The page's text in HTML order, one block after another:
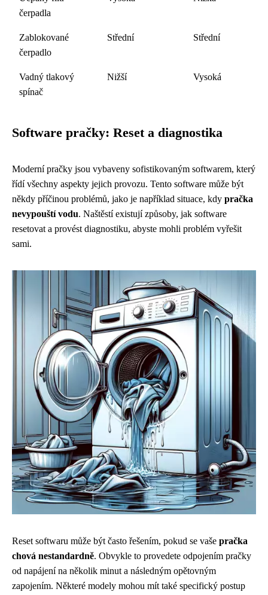
čerpadla
Zablokované
čerpadlo
Střední Střední
Vadný tlakový
spínač
Nižší Vysoká
Software pračky: Reset a diagnostika
Moderní pračky jsou vybaveny sofistikovaným softwarem, který
řídí všechny aspekty jejich provozu. Tento software může být
někdy příčinou problémů, jako je například situace, kdy pračka
nevypouští vodu. Naštěstí existují způsoby, jak software
resetovat a provést diagnostiku, abyste mohli problém vyřešit
sami.
Reset softwaru může být často řešením, pokud se vaše pračka
chová nestandardně. Obvykle to provedete odpojením pračky
od napájení na několik minut a následným opětovným
zapojením. Některé modely mohou mít také specifický postup